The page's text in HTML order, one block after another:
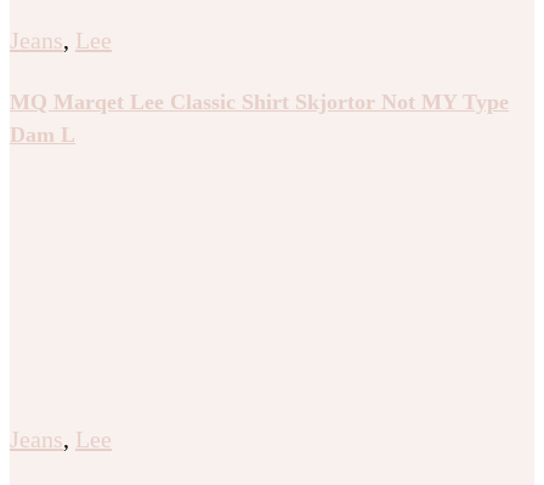
Jeans, Lee
MQ Marqet Lee Classic Shirt Skjortor Not MY Type
Dam L
Jeans, Lee